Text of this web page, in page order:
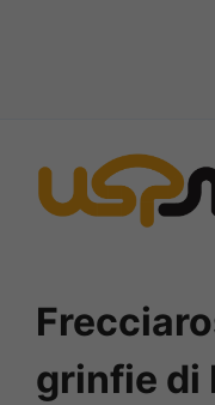
contenuto
grinfie di